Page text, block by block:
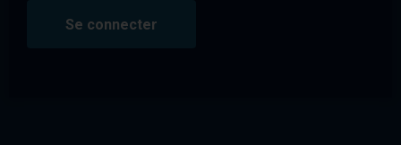
Se connecter